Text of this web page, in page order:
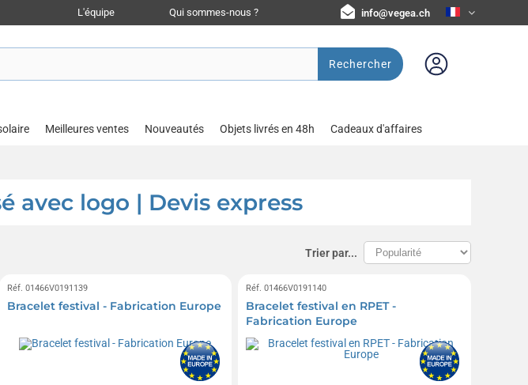
L'équipe Qui sommes-nous ? info@vegea.ch
Rechercher
Meilleures ventes Nouveautés Objets livrés en 48h Cadeaux d'affaires
avec logo | Devis express
Trier par...
Réf. 01466V0191139
Bracelet festival - Fabrication Europe
Réf. 01466V0191140
Bracelet festival en RPET -
Fabrication Europe